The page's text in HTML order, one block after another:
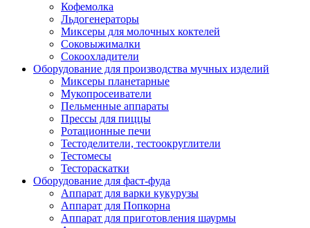
Кофемолка
Льдогенераторы
Миксеры для молочных коктелей
Соковыжималки
Сокоохладители
Оборудование для производства мучных изделий
Миксеры планетарные
Мукопросеиватели
Пельменные аппараты
Прессы для пиццы
Ротационные печи
Тестоделители, тестоокруглители
Тестомесы
Тестораскатки
Оборудование для фаст-фуда
Аппарат для варки кукурузы
Аппарат для Попкорна
Аппарат для приготовления шаурмы